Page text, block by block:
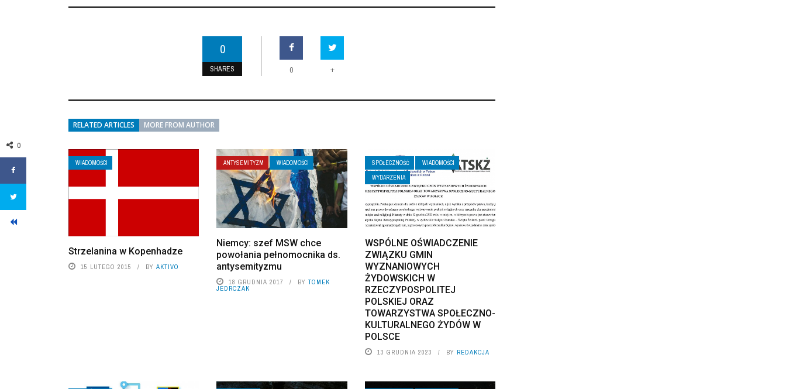
0
SHARES 0 +
RELATED ARTICLES MORE FROM AUTHOR
WIADOMOŚCI
Strzelanina w Kopenhadze
15 LUTEGO 2015 BY AKTIVO
ANTYSEMITYZM WIADOMOŚCI
Niemcy: szef MSW chce
powołania pełnomocnika ds.
antysemityzmu
18 GRUDNIA 2017 BYTOMEK
JEDRCZAK
SPOŁECZNOŚĆ
WIADOMOŚCI
WYDARZENIA
WSPÓLNE OŚWIADCZENIE
ZWIĄZKU GMIN
WYZNANIOWYCH
ŻYDOWSKICH W
RZECZYPOSPOLITEJ
POLSKIEJ ORAZ
TOWARZYSTWA SPOŁECZNO-
KULTURALNEGO ŻYDÓW W
POLSCE
13 GRUDNIA 2023 BY REDAKCJA
0